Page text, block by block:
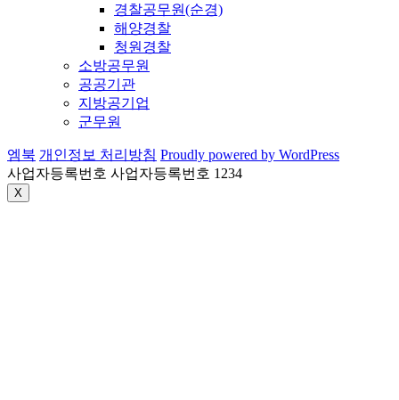
경찰공무원(순경)
해양경찰
청원경찰
소방공무원
공공기관
지방공기업
군무원
엠북 개인정보 처리방침 Proudly powered by WordPress
사업자등록번호 사업자등록번호 1234
X